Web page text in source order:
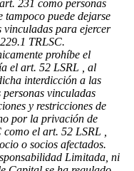
231 como personas
tampoco puede dejarse
vinculadas para ejercer
TRLSC.
prohíbe el
el art. 52 LSRL , al
interdicción a las
vinculadas
y restricciones de
por la privación de
el art. 52 LSRL ,
o socios afectados.
Limitada, ni